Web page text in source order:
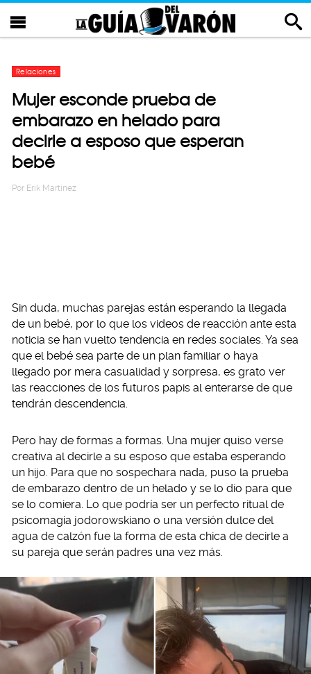
Relaciones
Mujer esconde prueba de
embarazo en helado para
decirle a esposo que esperan
bebé
Por Erik Martinez
Sin duda, muchas parejas están esperando la llegada
de un bebé, por lo que los videos de reacción ante esta
noticia se han vuelto tendencia en redes sociales. Ya sea
que el bebé sea parte de un plan familiar o haya
llegado por mera casualidad y sorpresa, es grato ver
las reacciones de los futuros papis al enterarse de que
tendrán descendencia.
Pero hay de formas a formas. Una mujer quiso verse
creativa al decirle a su esposo que estaba esperando
un hijo. Para que no sospechara nada, puso la prueba
de embarazo dentro de un helado y se lo dio para que
se lo comiera. Lo que podría ser un perfecto ritual de
psicomagia jodorowskiano o una versión dulce del
agua de calzón fue la forma de esta chica de decirle a
su pareja que serán padres una vez más.